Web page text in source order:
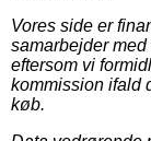
Vores side er
samarbejder
eftersom vi
kommission ifald
køb.